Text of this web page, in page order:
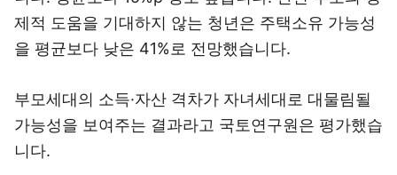
제적 도움을 기대하지 않는 청년은 주택소유 가능성
을 평균보다 낮은 41%로 전망했습니다.
부모세대의 소득·자산 격차가 자녀세대로 대물림될
가능성을 보여주는 결과라고 국토연구원은 평가했습
니다.